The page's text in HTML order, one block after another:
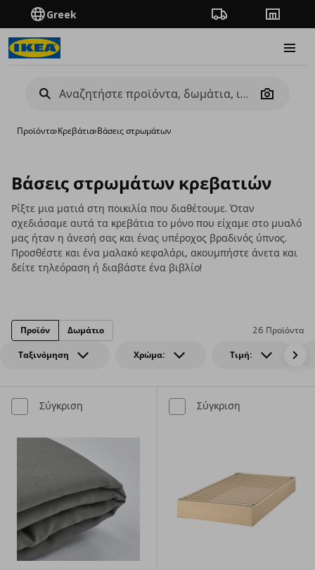
Greek Πορεία παραγγελίας
Camera
Προϊόντα›Κρεβάτια›Βάσεις στρωμάτων
Βάσεις στρωμάτων κρεβατιών
Ρίξτε μια ματιά στη ποικιλία που διαθέτουμε. Όταν
σχεδιάσαμε αυτά τα κρεβάτια το μόνο που είχαμε στο μυαλό
μας ήταν η άνεσή σας και ένας υπέροχος βραδινός ύπνος.
Προσθέστε και ένα μαλακό κεφαλάρι, ακουμπήστε άνετα και
δείτε τηλεόραση ή διαβάστε ένα βιβλίο!
Ταξινόμηση Χρώμα: Τιμή:
26 Προϊόντα
Προϊόν Δωμάτιο
Σύγκριση Σύγκριση